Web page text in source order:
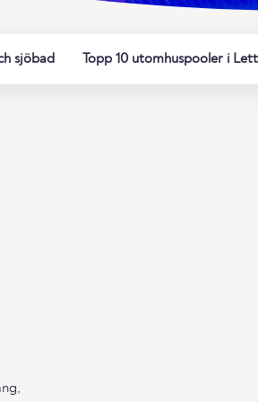
sjöbad Topp 10 utomhuspooler i